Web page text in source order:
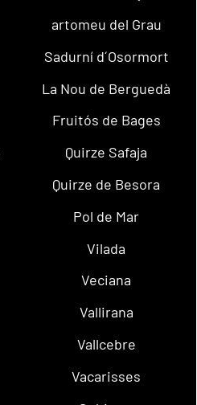
artomeu del Grau
Sadurní d´Osormort
La Nou de Berguedà
Fruitós de Bages
Quirze Safaja
Quirze de Besora
Pol de Mar
Vilada
Veciana
Vallirana
Vallcebre
Vacarisses